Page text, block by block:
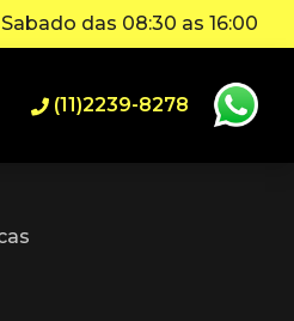
das 08:30 as 16:00
(11)2239-8278